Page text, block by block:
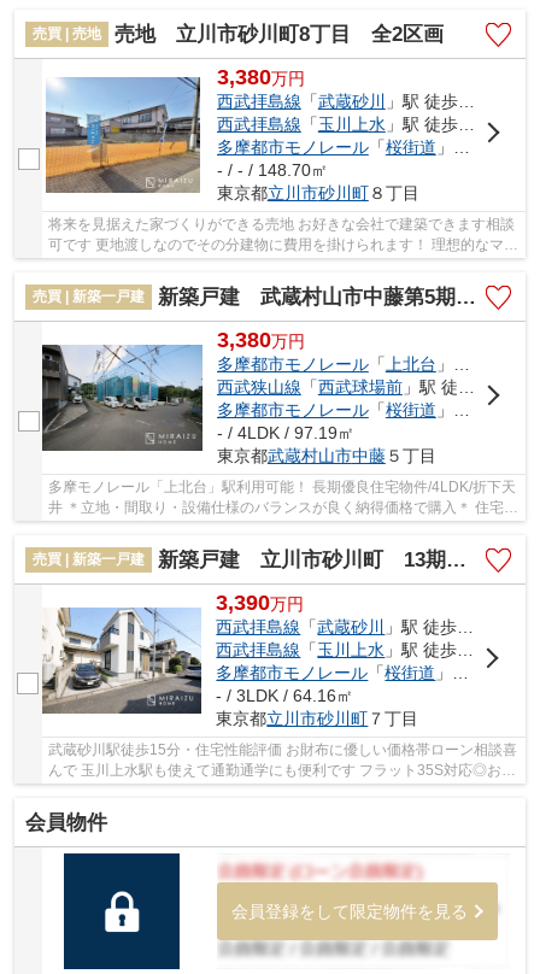
売買 | 売地 売地 立川市砂川町8丁目 全2区画
3,380万円
西武拝島線 「武蔵砂川
」駅 徒歩11分
西武拝島線 「玉川上水 」駅 徒歩22分
多摩都市モノレール「桜街道 」駅 徒歩27分
- / - / 148.70㎡
東京都立川市砂川町８丁目
将来を見据えた家づくりができる売地 お好きな会社で建築できます相談
可です 更地渡しなのでその分建物に費用を掛けられます！ 理想的なマイ
売買 | 新築一戸建
新築戸建 武蔵村山市中藤第5期 全3棟
3,380万円
多摩都市モノレール「 上北台 」駅 バス12分 「神明三丁目」 停歩7分
西武狭山線 「西武球場前」駅 徒歩31分
多摩都市モノレール「桜街道 」駅 徒歩33分
- / 4LDK / 97.19㎡
東京都武蔵村山市中藤５丁目
多摩モノレール「上北台」駅利用可能！ 長期優良住宅物件/4LDK/折下天
井 ＊立地・間取り・設備仕様のバランスが良く納得価格で購入＊ 住宅性
売買 | 新築一戸建
新築戸建 立川市砂川町 13期 全1棟
3,390万円
西武拝島線 「武蔵砂川
」駅 徒歩17分
西武拝島線 「玉川上水 」駅 徒歩18分
多摩都市モノレール 「桜街道 」駅 徒歩20分
- / 3LDK / 64.16㎡
東京都立川市砂川町 ７丁目
武蔵砂川駅徒歩15分・住宅性能評価 お財布に優しい価格帯ローン相談喜
んで 玉川上水駅も使えて通勤通学にも便利です フラット35S対応◎お庭
付駐車場も♪ ぜひご予約くださいませお待ちし...
会員物件
会員登録をして限定物件を見る